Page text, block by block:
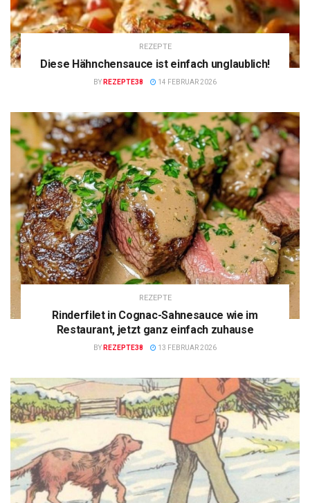
REZEPTE
Diese Hähnchensauce ist einfach unglaublich!
BY REZEPTE38 14 FEBRUAR 2026
REZEPTE
Rinderfilet in Cognac-Sahnesauce wie im
Restaurant, jetzt ganz einfach zuhause
BY REZEPTE38 13 FEBRUAR 2026